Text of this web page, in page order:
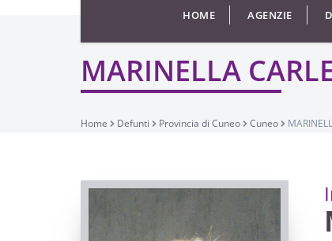
HOME AGENZIE
MARINELLA
Home Defunti Provincia di Cuneo Cuneo